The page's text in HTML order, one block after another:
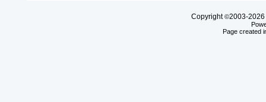
Copyright©2003-2026
Page created